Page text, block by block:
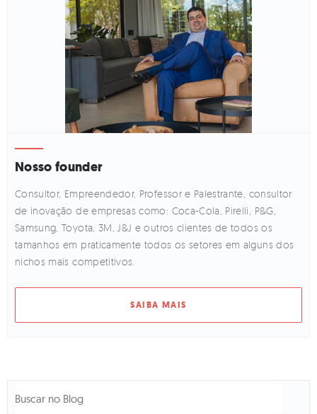
Nosso founder
Consultor, Empreendedor, Professor e Palestrante, consultor
de inovação de empresas como: Coca-Cola, Pirelli, P&G,
Samsung, Toyota, 3M, J&J e outros clientes de todos os
tamanhos em praticamente todos os setores em alguns dos
nichos mais competitivos.
SAIBA MAIS